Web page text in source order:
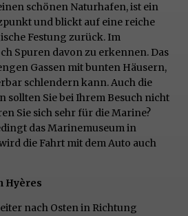
schönen Naturhafen, ist ein
und blickt auf eine reiche
Festung zurück. Im
Spuren davon zu erkennen. Das
Gassen mit bunten Häusern,
schlendern kann. Auch die
sollten Sie bei Ihrem Besuch nicht
Sie sich sehr für die Marine?
das Marinemuseum in
die Fahrt mit dem Auto auch
Hyères
nach Osten in Richtung